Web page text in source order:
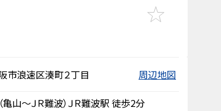
市浪速区湊町２丁目 周辺地図
亀山～ＪＲ難波）ＪＲ難波駅 徒歩2分